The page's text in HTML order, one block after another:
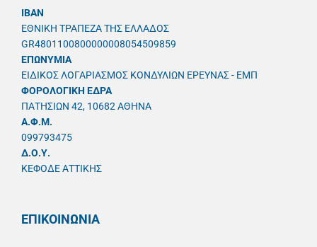
IBAN
ΕΘΝΙΚΗ ΤΡΑΠΕΖΑ ΤΗΣ ΕΛΛΑΔΟΣ
GR4801100800000008054509859
ΕΠΩΝΥΜΙΑ
ΕΙΔΙΚΟΣ ΛΟΓΑΡΙΑΣΜΟΣ ΚΟΝΔΥΛΙΩΝ ΕΡΕΥΝΑΣ - ΕΜΠ
ΦΟΡΟΛΟΓΙΚΗ ΕΔΡΑ
ΠΑΤΗΣΙΩΝ 42, 10682 ΑΘΗΝΑ
A.Φ.Μ.
099793475
Δ.Ο.Υ.
ΚΕΦΟΔΕ ΑΤΤΙΚΗΣ
ΕΠΙΚΟΙΝΩΝΙΑ